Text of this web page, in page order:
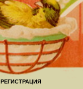
РЕГИСТРАЦИЯ